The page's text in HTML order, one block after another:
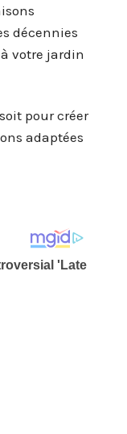
décennies
votre jardin
pour créer
adaptées